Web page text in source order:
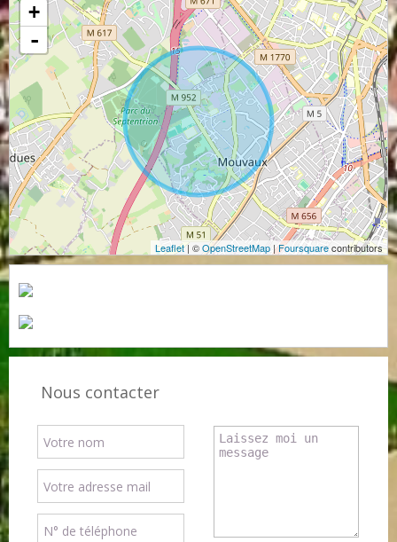
+
-
Leaflet| ©OpenStreetMap |Foursquarecontributors
Nous contacter